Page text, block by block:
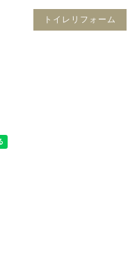
トイレリフォーム